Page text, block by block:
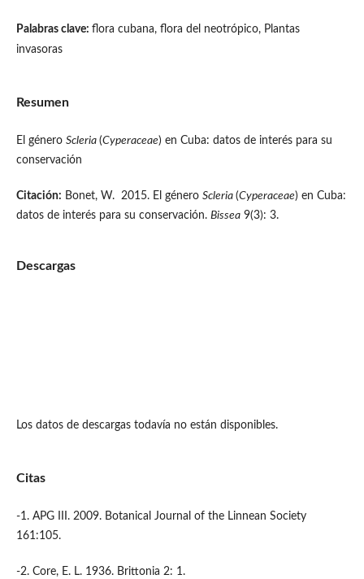
Palabras clave: flora cubana, flora del neotrópico, Plantas
invasoras
Resumen
El género Scleria (Cyperaceae) en Cuba: datos de interés para su
conservación
Citación: Bonet, W. 2015. El género Scleria (Cyperaceae) en Cuba:
datos de interés para su conservación. Bissea9(3): 3.
Descargas
Los datos de descargas todavía no están disponibles.
Citas
-1. APG III. 2009. Botanical Journal of the Linnean Society
161:105.
-2. Core, E. L. 1936. Brittonia 2: 1.